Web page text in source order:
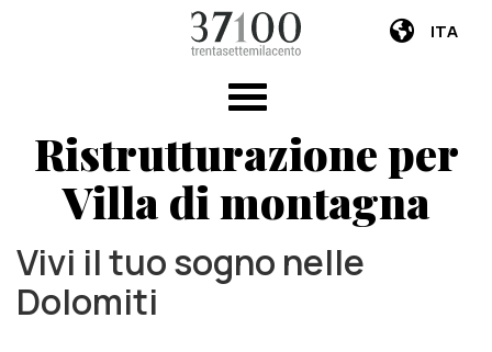
ITA
Ristrutturazione per
Villa di montagna
Vivi il tuo sogno nelle
Dolomiti